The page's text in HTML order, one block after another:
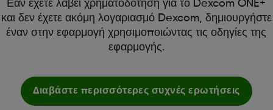
Εάν έχετε λάβει χρηματοδότηση για το Dexcom ONE+
και δεν έχετε ακόμη λογαριασμό Dexcom, δημιουργήστε
έναν στην εφαρμογή χρησιμοποιώντας τις οδηγίες της
εφαρμογής.
Διαβάστε περισσότερες συχνές ερωτήσεις